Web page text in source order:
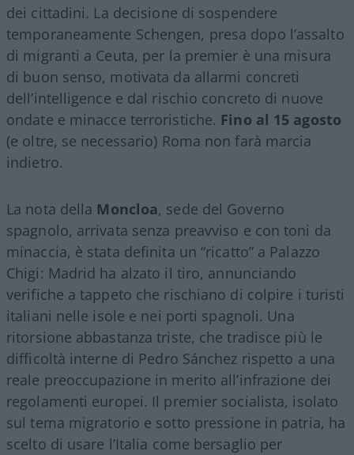
dei cittadini. La decisione di sospendere
temporaneamente Schengen, presa dopo l’assalto
di migranti a Ceuta, per la premier è una misura
di buon senso, motivata da allarmi concreti
dell’intelligence e dal rischio concreto di nuove
ondate e minacce terroristiche. Fino al 15 agosto
(e oltre, se necessario) Roma non farà marcia
indietro.
La nota della Moncloa, sede del Governo
spagnolo, arrivata senza preavviso e con toni da
minaccia, è stata definita un “ricatto” a Palazzo
Chigi: Madrid ha alzato il tiro, annunciando
verifiche a tappeto che rischiano di colpire i turisti
italiani nelle isole e nei porti spagnoli. Una
ritorsione abbastanza triste, che tradisce più le
difficoltà interne di Pedro Sánchez rispetto a una
reale preoccupazione in merito all’infrazione dei
regolamenti europei. Il premier socialista, isolato
sul tema migratorio e sotto pressione in patria, ha
scelto di usare l’Italia come bersaglio per